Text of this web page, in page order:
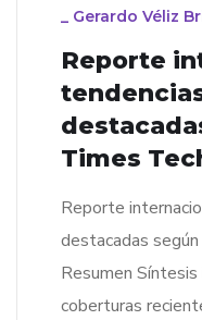
_ Gerardo Véliz
Reporte
Times
Reporte
destacadas
Resumen
coberturas